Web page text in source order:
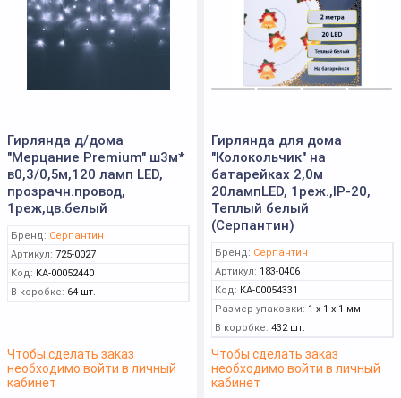
Гирлянда д/дома
"Мерцание Premium" ш3м*
в0,3/0,5м,120 ламп LED,
прозрачн.провод,
1реж,цв.белый
Бренд: Серпантин
Артикул: 725-0027
Код: КА-00052440
В коробке: 64 шт.
Чтобы сделать заказ
необходимо войти в личный
кабинет
Гирлянда для дома
"Колокольчик" на
батарейках 2,0м
20лампLED, 1реж.,IP-20,
Теплый белый
(Серпантин)
Бренд: Серпантин
Артикул: 183-0406
Код: КА-00054331
Размер упаковки: 1 x 1 x 1 мм
В коробке: 432 шт.
Чтобы сделать заказ
необходимо войти в личный
кабинет